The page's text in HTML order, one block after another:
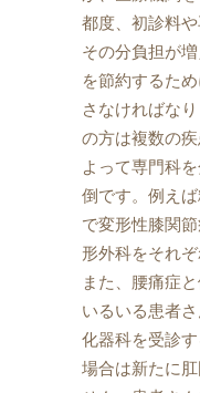
都度、初診料や
その分負担が
を節約するた
さなければな
の方は複数の
よって専門科
倒です。例え
で変形性膝関
形外科をそれぞ
また、腰痛症
いるいる患者
化器科を受診
場合は新たに